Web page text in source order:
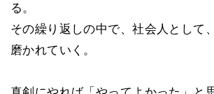
る。
その繰り返しの中で、社会人として
磨かれていく。